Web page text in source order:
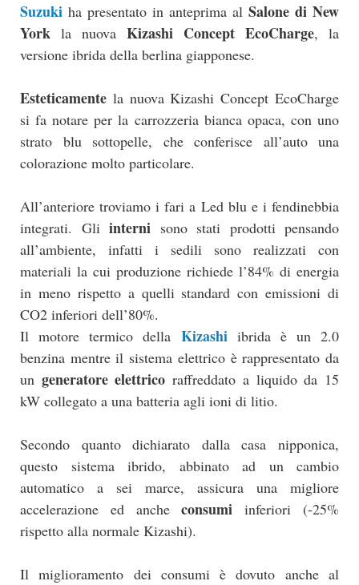
Suzuki ha presentato in anteprima al Salone di New
York la nuova Kizashi Concept EcoCharge, la
versione ibrida della berlina giapponese.
Esteticamente la nuova Kizashi Concept EcoCharge
si fa notare per la carrozzeria bianca opaca, con uno
strato blu sottopelle, che conferisce all’auto una
colorazione molto particolare.
All’anteriore troviamo i fari a Led blu e i fendinebbia
integrati. Gli interni sono stati prodotti pensando
all’ambiente, infatti i sedili sono realizzati con
materiali la cui produzione richiede l’84% di energia
in meno rispetto a quelli standard con emissioni di
CO2 inferiori dell’80%.
Il motore termico della Kizashiibrida è un 2.0
benzina mentre il sistema elettrico è rappresentato da
un generatore elettrico raffreddato a liquido da 15
kW collegato a una batteria agli ioni di litio.
Secondo quanto dichiarato dalla casa nipponica,
questo sistema ibrido, abbinato ad un cambio
automatico a sei marce, assicura una migliore
accelerazione ed ancheconsumi inferiori (-25%
rispetto alla normale Kizashi).
Il miglioramento dei consumi è dovuto anche al